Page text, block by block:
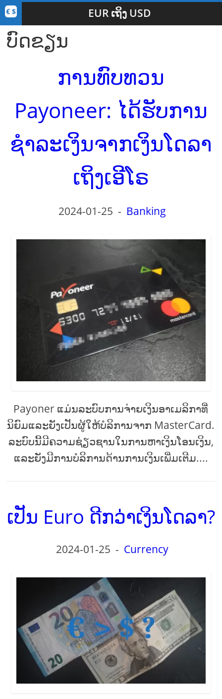
EUR ເຖິງ USD
ບົດຂຽນ
ການທົບທວນ
Payoneer: ໄດ້ຮັບການ
ຊໍາລະເງິນຈາກເງິນໂດລາ
ເຖິງເອີໂຣ
2024-01-25 - Banking
Payoner ແມ່ນລະບົບການຈ່າຍເງິນອາເມລິກາທີ່
ນິຍົມແລະຍັງເປັນຜູ້ໃຫ້ບໍລິການຈາກ MasterCard.
ລະບົບນີ້ມີຄວາມຊ່ຽວຊານໃນການຫາເງິນໂອນເງິນ,
ແລະຍັງມີການບໍລິການດ້ານການເງິນເພີ່ມເຕີມ....
ເປັນ Euro ດີກວ່າເງິນໂດລາ?
2024-01-25 - Currency